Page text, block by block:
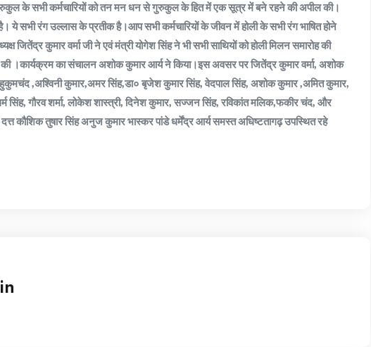
के सभी कर्मचारियों को तन मन धन से गुरुकुल के हित में एक सूत्र में बने रहने की अपील की।
है। ये सभी रंग उल्लास के प्रतीक है।आप सभी कर्मचारियों के जीवन में होली के सभी रंग भाषित होने
जितेंद्र कुमार वर्मा जी ने एवं मंत्री योगेश सिंह ने भी सभी साथियों को होली मिलन समारोह की
की ।कार्यक्रम का संचालन अशोक कुमार आर्य ने किया।इस अवसर पर जितेंद्र कुमार वर्मा, अशोक
,अश्विनी कुमार,अमर सिंह,डा० बृजेश कुमार सिंह, वेदपाल सिंह, अशोक कुमार ,अमित कुमार,
सिंह, गौरव शर्मा, लोकेश शास्त्री, दिनेश कुमार, सज्जन सिंह, रविकांत मलिक,फकीर चंद, और
दत्त कौशिक तुषार सिंह अनुज कुमार भास्कर पांडे धर्मेंद्र आर्य समस्त अधिष्टतागढ़ उपस्थित रहे